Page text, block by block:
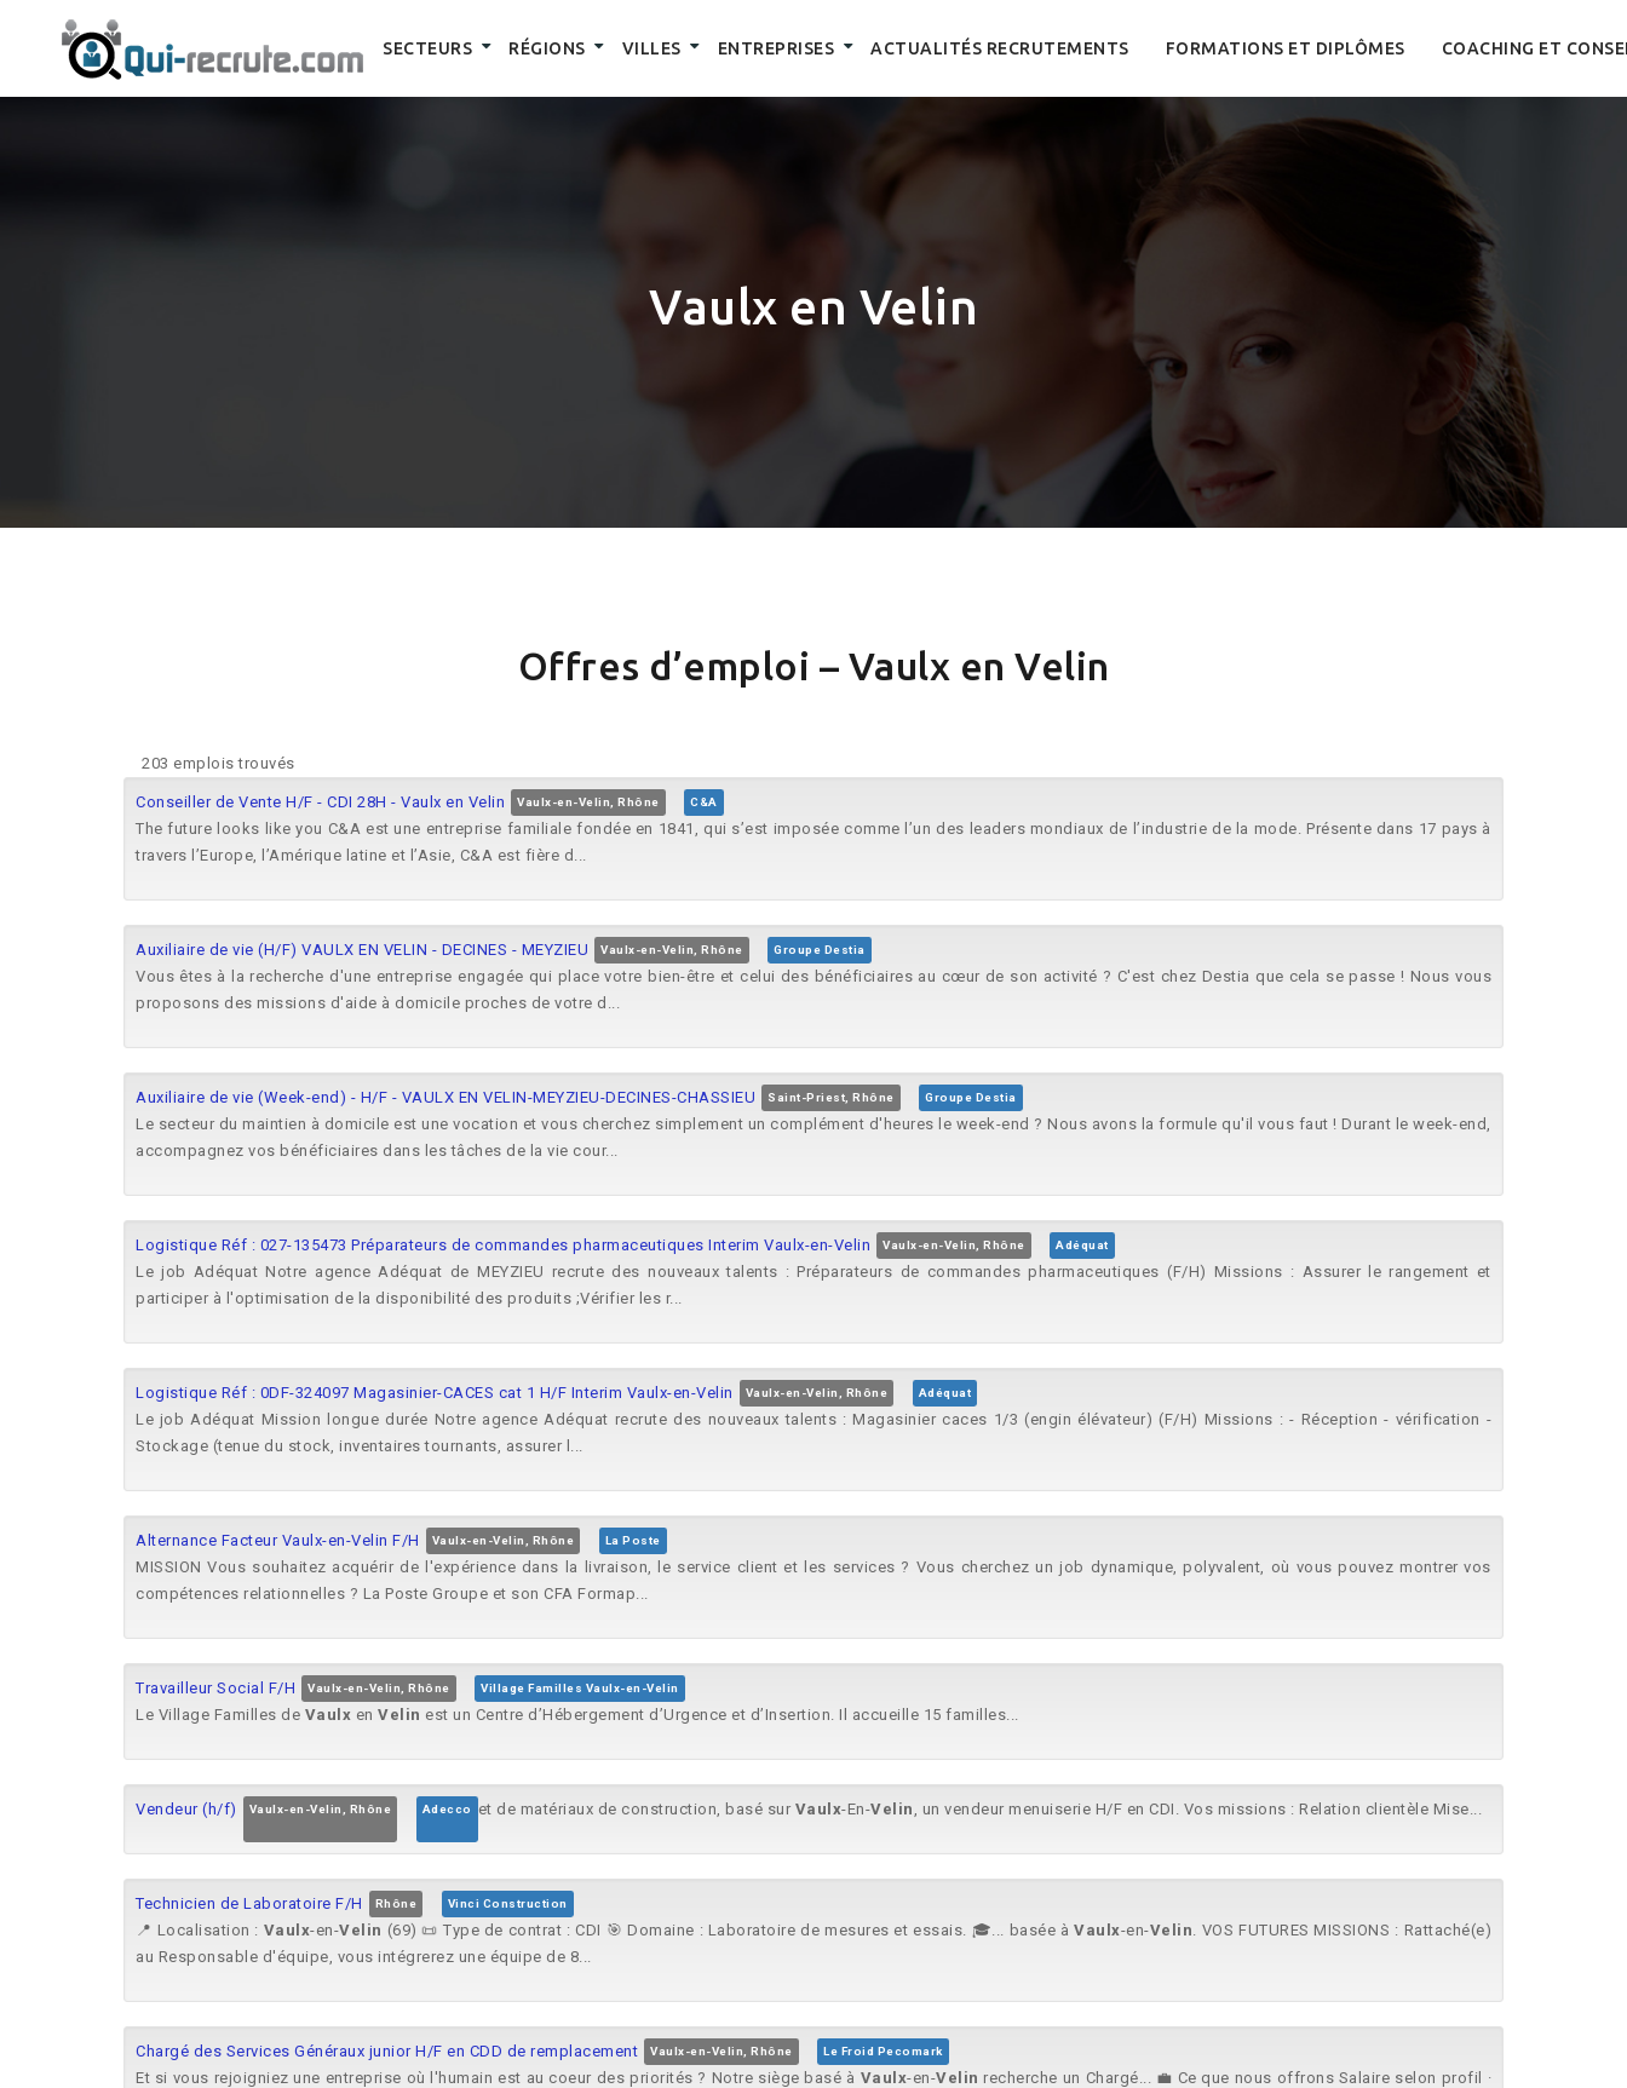
SECTEURS RÉGIONS VILLES ENTREPRISES ACTUALITÉS RECRUTEMENTS FORMATIONS ET DIPLÔMES COACHING ET
Vaulx en Velin
Offres d’emploi – Vaulx en Velin
203 emplois trouvés
Conseiller de Vente H/F - CDI 28H - Vaulx en Velin Vaulx-en-Velin, Rhône C&A
The future looks like you C&A est une entreprise familiale fondée en 1841, qui s’est imposée comme l’un des leaders mondiaux de l’industrie de la mode. Présente dans 17 pays à
travers l’Europe, l’Amérique latine et l’Asie, C&A est fière d...
Auxiliaire de vie (H/F) VAULX EN VELIN - DECINES - MEYZIEU Vaulx-en-Velin, Rhône Groupe Destia
Vous êtes à la recherche d'une entreprise engagée qui place votre bien-être et celui des bénéficiaires au cœur de son activité ? C'est chez Destia que cela se passe ! Nous vous
proposons des missions d'aide à domicile proches de votre d...
Auxiliaire de vie (Week-end) - H/F - VAULX EN VELIN-MEYZIEU-DECINES-CHASSIEU Saint-Priest, Rhône Groupe Destia
Le secteur du maintien à domicile est une vocation et vous cherchez simplement un complément d'heures le week-end ? Nous avons la formule qu'il vous faut ! Durant le week-end,
accompagnez vos bénéficiaires dans les tâches de la vie cour...
Logistique Réf : 027-135473 Préparateurs de commandes pharmaceutiques Interim Vaulx-en-Velin Vaulx-en-Velin, Rhône Adéquat
Le job Adéquat Notre agence Adéquat de MEYZIEU recrute des nouveaux talents : Préparateurs de commandes pharmaceutiques (F/H) Missions : Assurer le rangement et
participer à l'optimisation de la disponibilité des produits ;Vérifier les r...
Logistique Réf : 0DF-324097 Magasinier-CACES cat 1 H/F Interim Vaulx-en-Velin Vaulx-en-Velin, Rhône Adéquat
Le job Adéquat Mission longue durée Notre agence Adéquat recrute des nouveaux talents : Magasinier caces 1/3 (engin élévateur) (F/H) Missions : - Réception - vérification -
Stockage (tenue du stock, inventaires tournants, assurer l...
Alternance Facteur Vaulx-en-Velin F/H Vaulx-en-Velin, Rhône La Poste
MISSION Vous souhaitez acquérir de l'expérience dans la livraison, le service client et les services ? Vous cherchez un job dynamique, polyvalent, où vous pouvez montrer vos
compétences relationnelles ? La Poste Groupe et son CFA Formap...
Travailleur Social F/H Vaulx-en-Velin, Rhône Village Familles Vaulx-en-Velin
Le Village Familles de Vaulx en Velin est un Centre d’Hébergement d’Urgence et d’Insertion. Il accueille 15 familles...
Vendeur (h/f) Vaulx-en-Velin, Rhône Adecco et de matériaux de construction, basé sur Vaulx-En-Velin , un vendeur menuiserie H/F en CDI. Vos missions : Relation clientèle Mise...
Technicien de Laboratoire F/H Rhône Vinci Construction
📍 Localisation : Vaulx-en-Velin (69) 📜 Type de contrat : CDI 🎯 Domaine : Laboratoire de mesures et essais. 🎓... basée àVaulx-en-Velin. VOS FUTURES MISSIONS : Rattaché(e)
au Responsable d'équipe, vous intégrerez une équipe de 8...
Chargé des Services Généraux junior H/F en CDD de remplacement Vaulx-en-Velin, Rhône Le Froid Pecomark
Et si vous rejoigniez une entreprise où l'humain est au coeur des priorités ? Notre siège basé à Vaulx-en-Velin recherche un Chargé... 💼 Ce que nous offrons Salaire selon profil ·